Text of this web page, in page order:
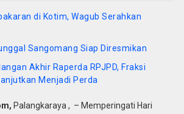
di Kotim, Wagub Serahkan
Sangomang Siap Diresmikan
Akhir Raperda RPJPD, Fraksi
Menjadi Perda
Palangkaraya , – Memperingati Hari